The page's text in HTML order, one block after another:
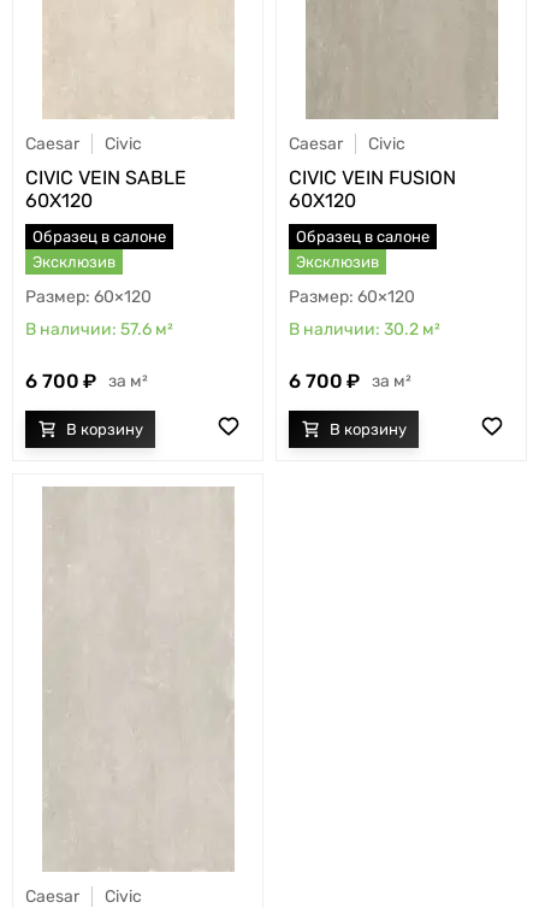
Caesar Civic
CIVIC VEIN SABLE
60X120
Образец в салоне
Эксклюзив
60×120
57.6 м²
6 700 м²
Caesar Civic
CIVIC VEIN FUSION
60X120
Образец в салоне
Эксклюзив
60×120
30.2 м²
6 700 м²
Caesar Civic